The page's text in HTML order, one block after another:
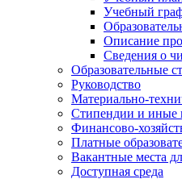
Учебный
Описание
Сведения о
Образовательные
Руководство
Материально-
Стипендии и иные
Финансово-
Платные
Вакантные места
Доступная среда